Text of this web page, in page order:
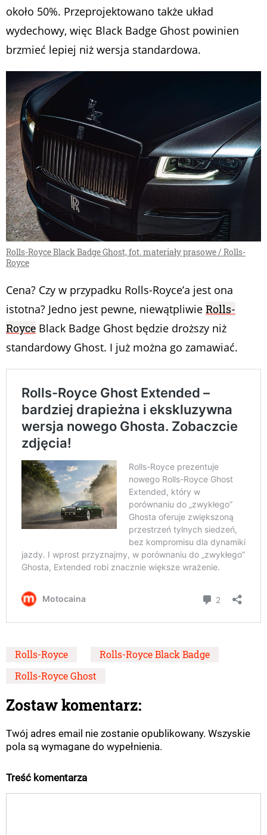
około 50%. Przeprojektowano także układ
wydechowy, więc Black Badge Ghost powinien
brzmieć lepiej niż wersja standardowa.
Rolls-Royce Black Badge Ghost, fot. materiały prasowe / Rolls-
Royce
Cena? Czy w przypadku Rolls-Royce’a jest ona
istotna? Jedno jest pewne, niewątpliwie Rolls-
Royce Black Badge Ghost będzie droższy niż
standardowy Ghost. I już można go zamawiać.
Rolls-Royce
Rolls-Royce Black Badge
Rolls-Royce Ghost
Zostaw komentarz:
Twój adres email nie zostanie opublikowany. Wszyskie
pola są wymagane do wypełnienia.
Treść komentarza